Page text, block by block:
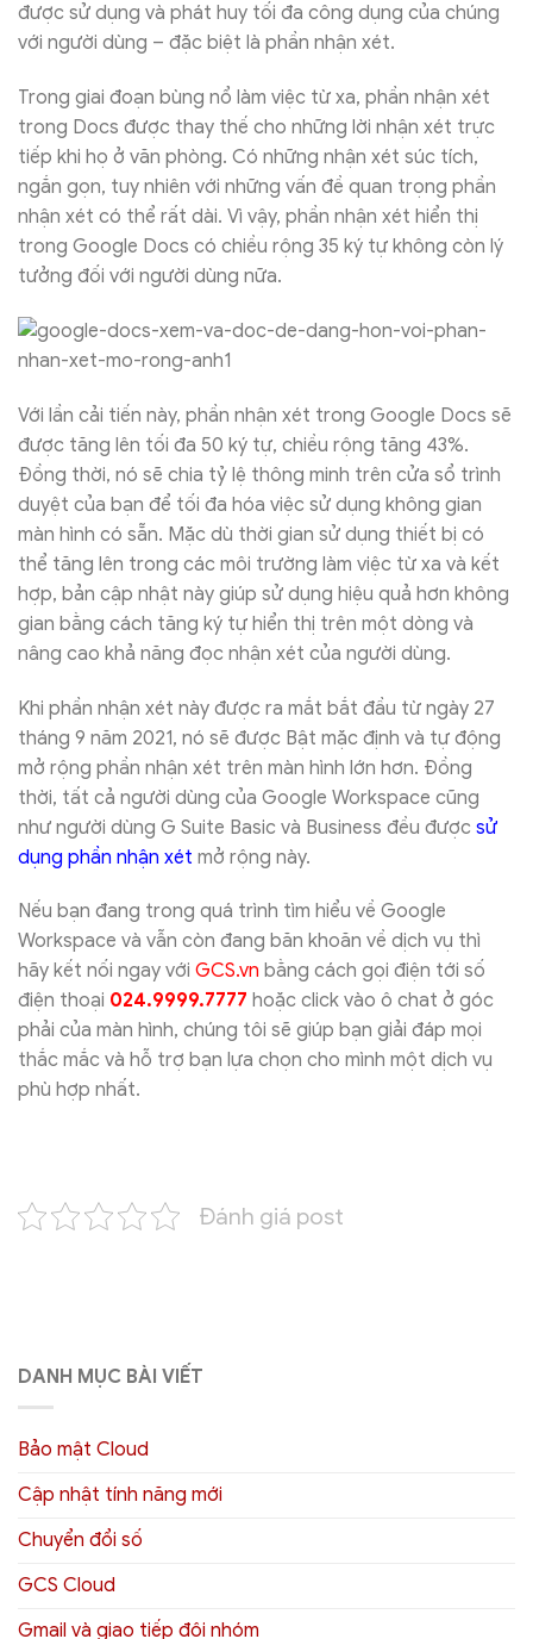
được sử dụng và phát huy tối đa công dụng của chúng
với người dùng – đặc biệt là phần nhận xét.
Trong giai đoạn bùng nổ làm việc từ xa, phần nhận xét
trong Docs được thay thế cho những lời nhận xét trực
tiếp khi họ ở văn phòng. Có những nhận xét súc tích,
ngắn gọn, tuy nhiên với những vấn đề quan trọng phần
nhận xét có thể rất dài. Vì vậy, phần nhận xét hiển thị
trong Google Docs có chiều rộng 35 ký tự không còn lý
tưởng đối với người dùng nữa.
Với lần cải tiến này, phần nhận xét trong Google Docs sẽ
được tăng lên tối đa 50 ký tự, chiều rộng tăng 43%.
Đồng thời, nó sẽ chia tỷ lệ thông minh trên cửa sổ trình
duyệt của bạn để tối đa hóa việc sử dụng không gian
màn hình có sẵn. Mặc dù thời gian sử dụng thiết bị có
thể tăng lên trong các môi trường làm việc từ xa và kết
hợp, bản cập nhật này giúp sử dụng hiệu quả hơn không
gian bằng cách tăng ký tự hiển thị trên một dòng và
nâng cao khả năng đọc nhận xét của người dùng.
Khi phần nhận xét này được ra mắt bắt đầu từ ngày 27
tháng 9 năm 2021, nó sẽ được Bật mặc định và tự động
mở rộng phần nhận xét trên màn hình lớn hơn. Đồng
thời, tất cả người dùng của Google Workspace cũng
như người dùng G Suite Basic và Business đều được sử
dụng phần nhận xét mở rộng này.
Nếu bạn đang trong quá trình tìm hiểu về Google
Workspace và vẫn còn đang băn khoăn về dịch vụ thì
hãy kết nối ngay với GCS.vn bằng cách gọi điện tới số
điện thoại 024.9999.7777 hoặc click vào ô chat ở góc
phải của màn hình, chúng tôi sẽ giúp bạn giải đáp mọi
thắc mắc và hỗ trợ bạn lựa chọn cho mình một dịch vụ
phù hợp nhất.
Đánh giá post
DANH MỤC BÀI VIẾT
Bảo mật Cloud
Cập nhật tính năng mới
Chuyển đổi số
GCS Cloud
Gmail và giao tiếp đội nhóm